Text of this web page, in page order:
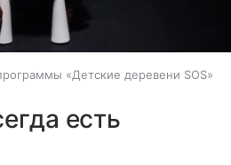
«Детские деревени SOS»
есть